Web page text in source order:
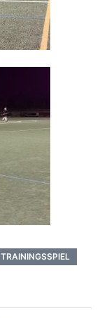
TRAININGSSPIEL